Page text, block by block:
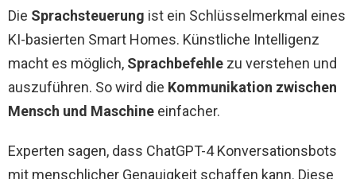
Die Sprachsteuerung ist ein Schlüsselmerkmal eines
KI-basierten Smart Homes. Künstliche Intelligenz
macht es möglich, Sprachbefehle zu verstehen und
auszuführen. So wird die Kommunikation zwischen
Mensch und Maschine einfacher.
Experten sagen, dass ChatGPT-4 Konversationsbots
mit menschlicher Genauigkeit schaffen kann. Diese